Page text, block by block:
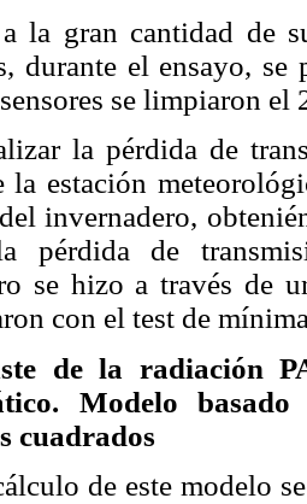
la gran cantidad de
durante el ensayo,
se limpiaron el
la pérdida de
la estación
invernadero,
pérdida de
se hizo a través de
con el test de
de la radiación
Modelo
cuadrados
de este modelo